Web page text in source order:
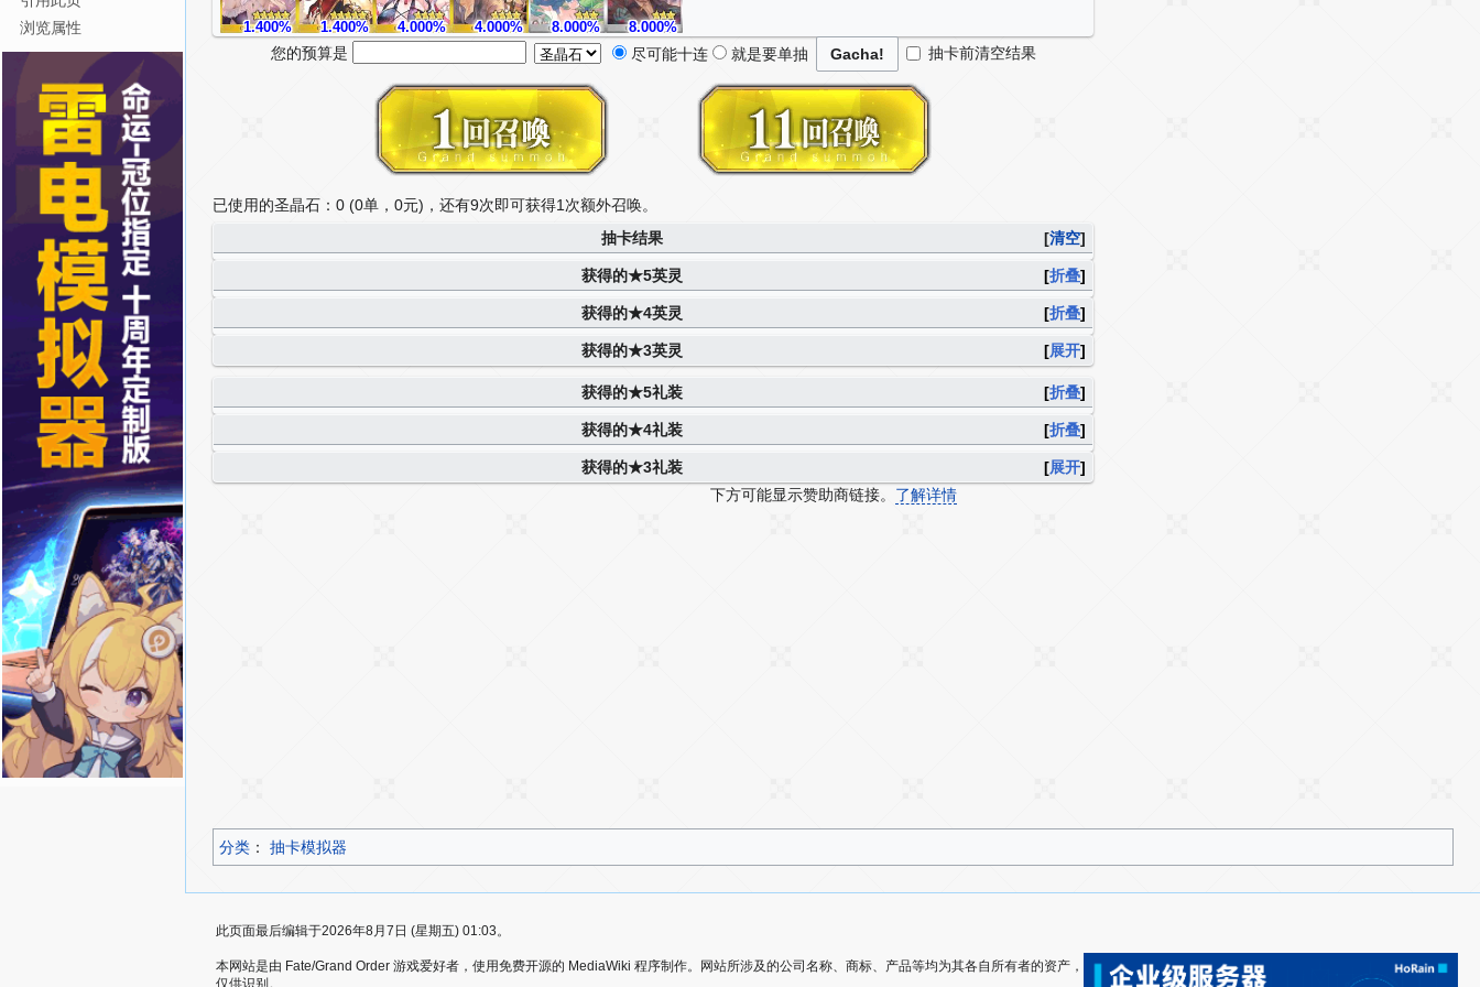
1.400% 1.400% 4.000% 4.000% 8.000% 8.000%
您的预算是 尽可能十连 就是要单抽 抽卡前清空结果
已使用的圣晶石： 0 (0单， 0元) ，还有9次即可获得1次额外召唤。
抽卡结果
[清空]
折叠
获得的★5英灵
折叠
获得的★4英灵
展开
获得的★3英灵
折叠
获得的★5礼装
折叠
获得的★4礼装
展开
获得的★3礼装
下方可能显示赞助商链接。 了解详情
分类 ：​ 抽卡模拟器
浏览属性
此页面最后编辑于2026年8月7日 (星期五) 01:03。
本网站是由 Fate/Grand Order 游戏爱好者，使用免费开源的 MediaWiki 程序制作。网站所涉及的公司名称、商标、产品等均为其各自所有者的资产，